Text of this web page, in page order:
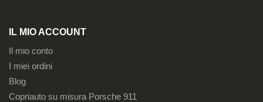
IL MIO ACCOUNT
Il mio conto
I miei ordini
Blog
Copriauto su misura Porsche 911